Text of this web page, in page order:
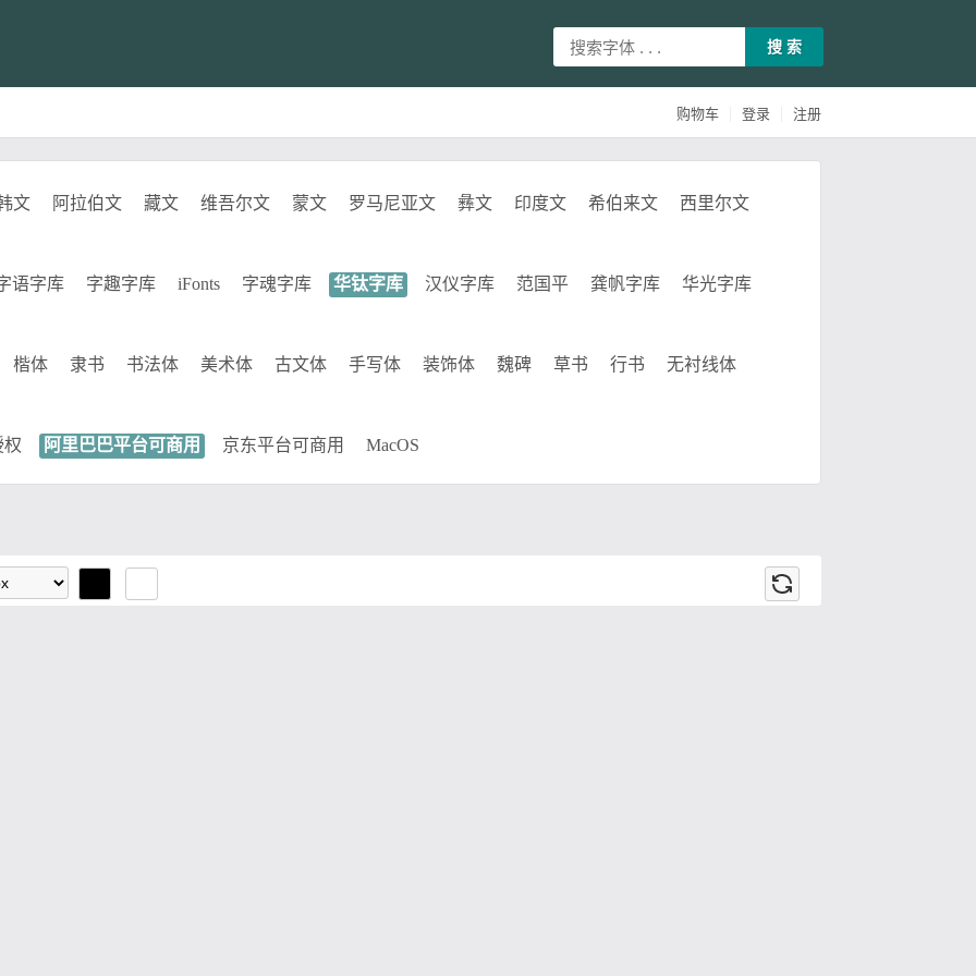
搜 索
购物车 登录 注册
文 阿拉伯文 藏文 维吾尔文 蒙文 罗马尼亚文 彝文 印度文 希伯来文 西里尔文
语字库 字趣字库 iFonts 字魂字库 华钛字库 汉仪字库 范国平 龚帆字库 华光字库
楷体 隶书 书法体 美术体 古文体 手写体 装饰体 魏碑 草书 行书 无衬线体
权 阿里巴巴平台可商用 京东平台可商用 MacOS